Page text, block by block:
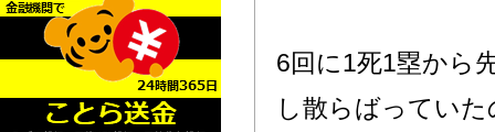
6回に1死1塁から
し散らばってい